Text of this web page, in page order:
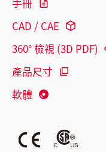
CAD / CAE
360° 檢視 (3D PDF)
產品尺寸
軟體